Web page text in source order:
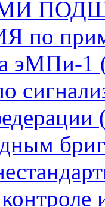
эМПи-1